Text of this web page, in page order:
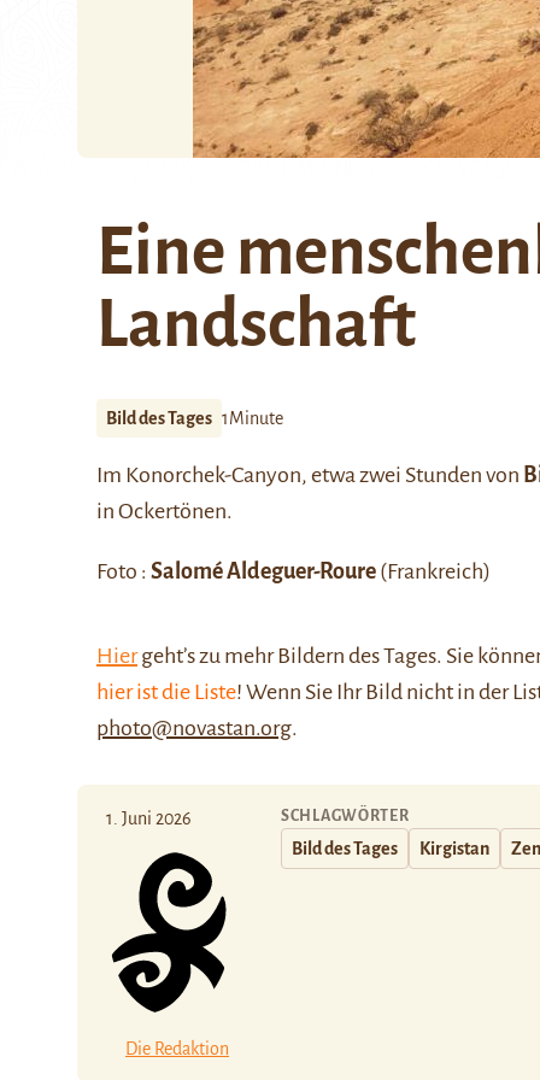
Eine
Landschaft
Bild des Tages 1Minute
Im Konorchek-Canyon, etwa zwei Stunden von
in Ockertönen.
Foto : Salomé Aldeguer-Roure (Frankreich)
Hiergeht’s zu mehr Bildern des Tages. Sie
hier ist die Liste! Wenn Sie Ihr Bild nicht in der
photo@novastan.org.
1. Juni 2026
Die Redaktion
SCHLAGWÖRTER
Bild des Tages Kirgistan